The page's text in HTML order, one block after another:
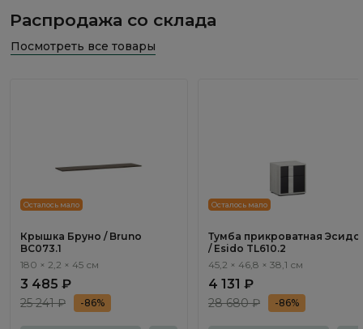
Распродажа со склада
Посмотреть все товары
Осталось мало
Крышка Бруно / Bruno
BC073.1
180 × 2,2 × 45 см
3 485 ₽
25 241 ₽ -86%
Осталось мало
Тумба прикроватная Эсидо
/ Esido TL610.2
45,2 × 46,8 × 38,1 см
4 131 ₽
28 680 ₽ -86%